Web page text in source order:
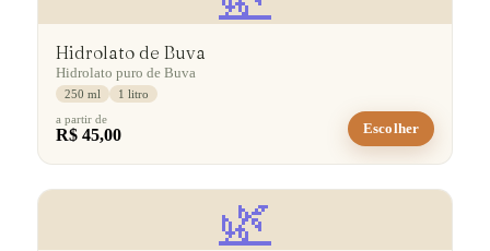
Hidrolato de Buva
Hidrolato puro de Buva
250 ml
1 litro
a partir de
R$ 45,00 Escolher
🌿